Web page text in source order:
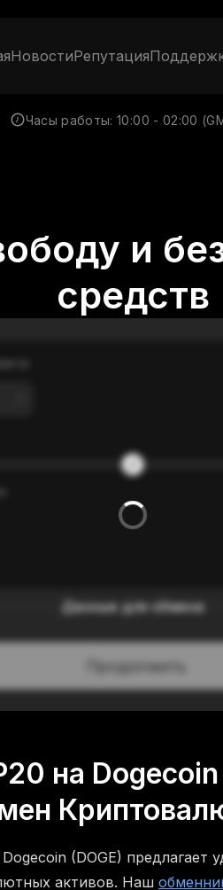
НовостиРепутация
Часы работы: 10:00 - 02:00
и
средств
Данные для обмена
Продолжить
на
(DOGE) предлагает
активов. Наш